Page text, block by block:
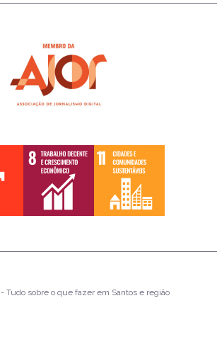
- Tudo sobre o que fazer em Santos e região